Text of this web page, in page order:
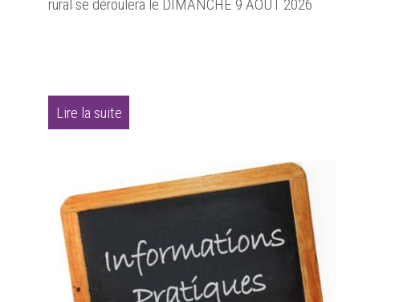
rural se déroulera le DIMANCHE 9 AOUT 2026
Lire la suite